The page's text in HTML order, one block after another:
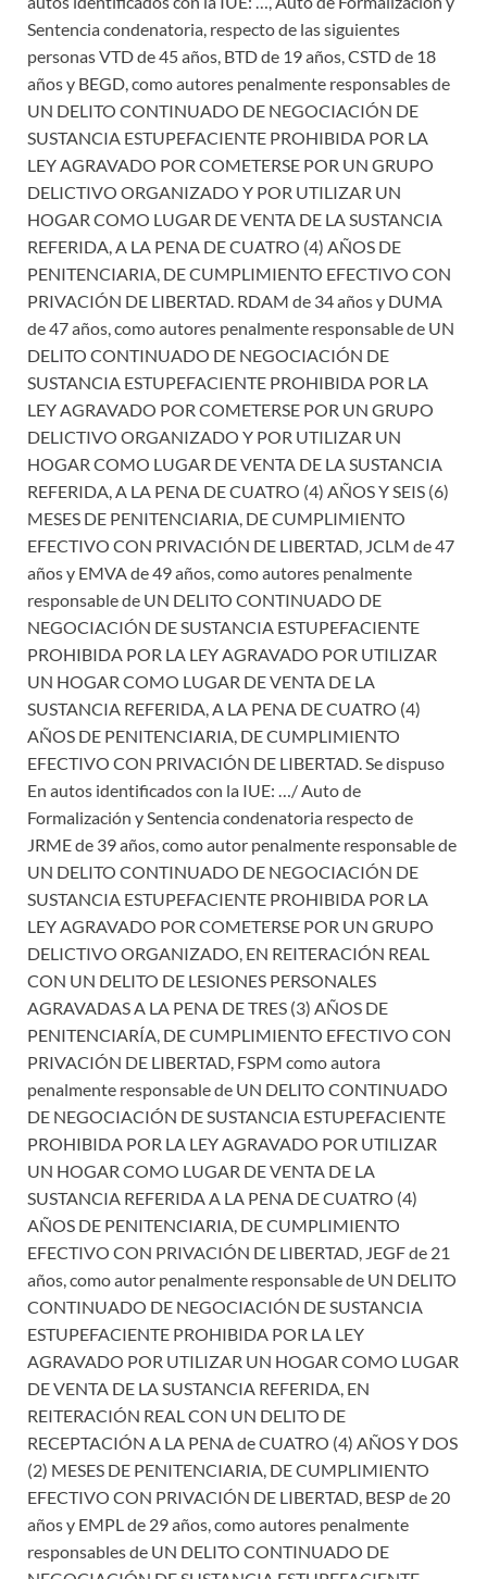
Sentencia condenatoria, respecto de las siguientes
personas VTD de 45 años, BTD de 19 años, CSTD de 18
años y BEGD, como autores penalmente responsables de
UN DELITO CONTINUADO DE NEGOCIACIÓN DE
SUSTANCIA ESTUPEFACIENTE PROHIBIDA POR LA
LEY AGRAVADO POR COMETERSE POR UN GRUPO
DELICTIVO ORGANIZADO Y POR UTILIZAR UN
HOGAR COMO LUGAR DE VENTA DE LA SUSTANCIA
REFERIDA, A LA PENA DE CUATRO (4) AÑOS DE
PENITENCIARIA, DE CUMPLIMIENTO EFECTIVO CON
PRIVACIÓN DE LIBERTAD. RDAM de 34 años y DUMA
de 47 años, como autores penalmente responsable de UN
DELITO CONTINUADO DE NEGOCIACIÓN DE
SUSTANCIA ESTUPEFACIENTE PROHIBIDA POR LA
LEY AGRAVADO POR COMETERSE POR UN GRUPO
DELICTIVO ORGANIZADO Y POR UTILIZAR UN
HOGAR COMO LUGAR DE VENTA DE LA SUSTANCIA
REFERIDA, A LA PENA DE CUATRO (4) AÑOS Y SEIS (6)
MESES DE PENITENCIARIA, DE CUMPLIMIENTO
EFECTIVO CON PRIVACIÓN DE LIBERTAD, JCLM de 47
años y EMVA de 49 años, como autores penalmente
responsable de UN DELITO CONTINUADO DE
NEGOCIACIÓN DE SUSTANCIA ESTUPEFACIENTE
PROHIBIDA POR LA LEY AGRAVADO POR UTILIZAR
UN HOGAR COMO LUGAR DE VENTA DE LA
SUSTANCIA REFERIDA, A LA PENA DE CUATRO (4)
AÑOS DE PENITENCIARIA, DE CUMPLIMIENTO
EFECTIVO CON PRIVACIÓN DE LIBERTAD. Se dispuso
En autos identificados con la IUE: …/ Auto de
Formalización y Sentencia condenatoria respecto de
JRME de 39 años, como autor penalmente responsable de
UN DELITO CONTINUADO DE NEGOCIACIÓN DE
SUSTANCIA ESTUPEFACIENTE PROHIBIDA POR LA
LEY AGRAVADO POR COMETERSE POR UN GRUPO
DELICTIVO ORGANIZADO, EN REITERACIÓN REAL
CON UN DELITO DE LESIONES PERSONALES
AGRAVADAS A LA PENA DE TRES (3) AÑOS DE
PENITENCIARÍA, DE CUMPLIMIENTO EFECTIVO CON
PRIVACIÓN DE LIBERTAD, FSPM como autora
penalmente responsable de UN DELITO CONTINUADO
DE NEGOCIACIÓN DE SUSTANCIA ESTUPEFACIENTE
PROHIBIDA POR LA LEY AGRAVADO POR UTILIZAR
UN HOGAR COMO LUGAR DE VENTA DE LA
SUSTANCIA REFERIDA A LA PENA DE CUATRO (4)
AÑOS DE PENITENCIARIA, DE CUMPLIMIENTO
EFECTIVO CON PRIVACIÓN DE LIBERTAD, JEGF de 21
años, como autor penalmente responsable de UN DELITO
CONTINUADO DE NEGOCIACIÓN DE SUSTANCIA
ESTUPEFACIENTE PROHIBIDA POR LA LEY
AGRAVADO POR UTILIZAR UN HOGAR COMO LUGAR
DE VENTA DE LA SUSTANCIA REFERIDA, EN
REITERACIÓN REAL CON UN DELITO DE
RECEPTACIÓN A LA PENA de CUATRO (4) AÑOS Y DOS
(2) MESES DE PENITENCIARIA, DE CUMPLIMIENTO
EFECTIVO CON PRIVACIÓN DE LIBERTAD, BESP de 20
años y EMPL de 29 años, como autores penalmente
responsables de UN DELITO CONTINUADO DE